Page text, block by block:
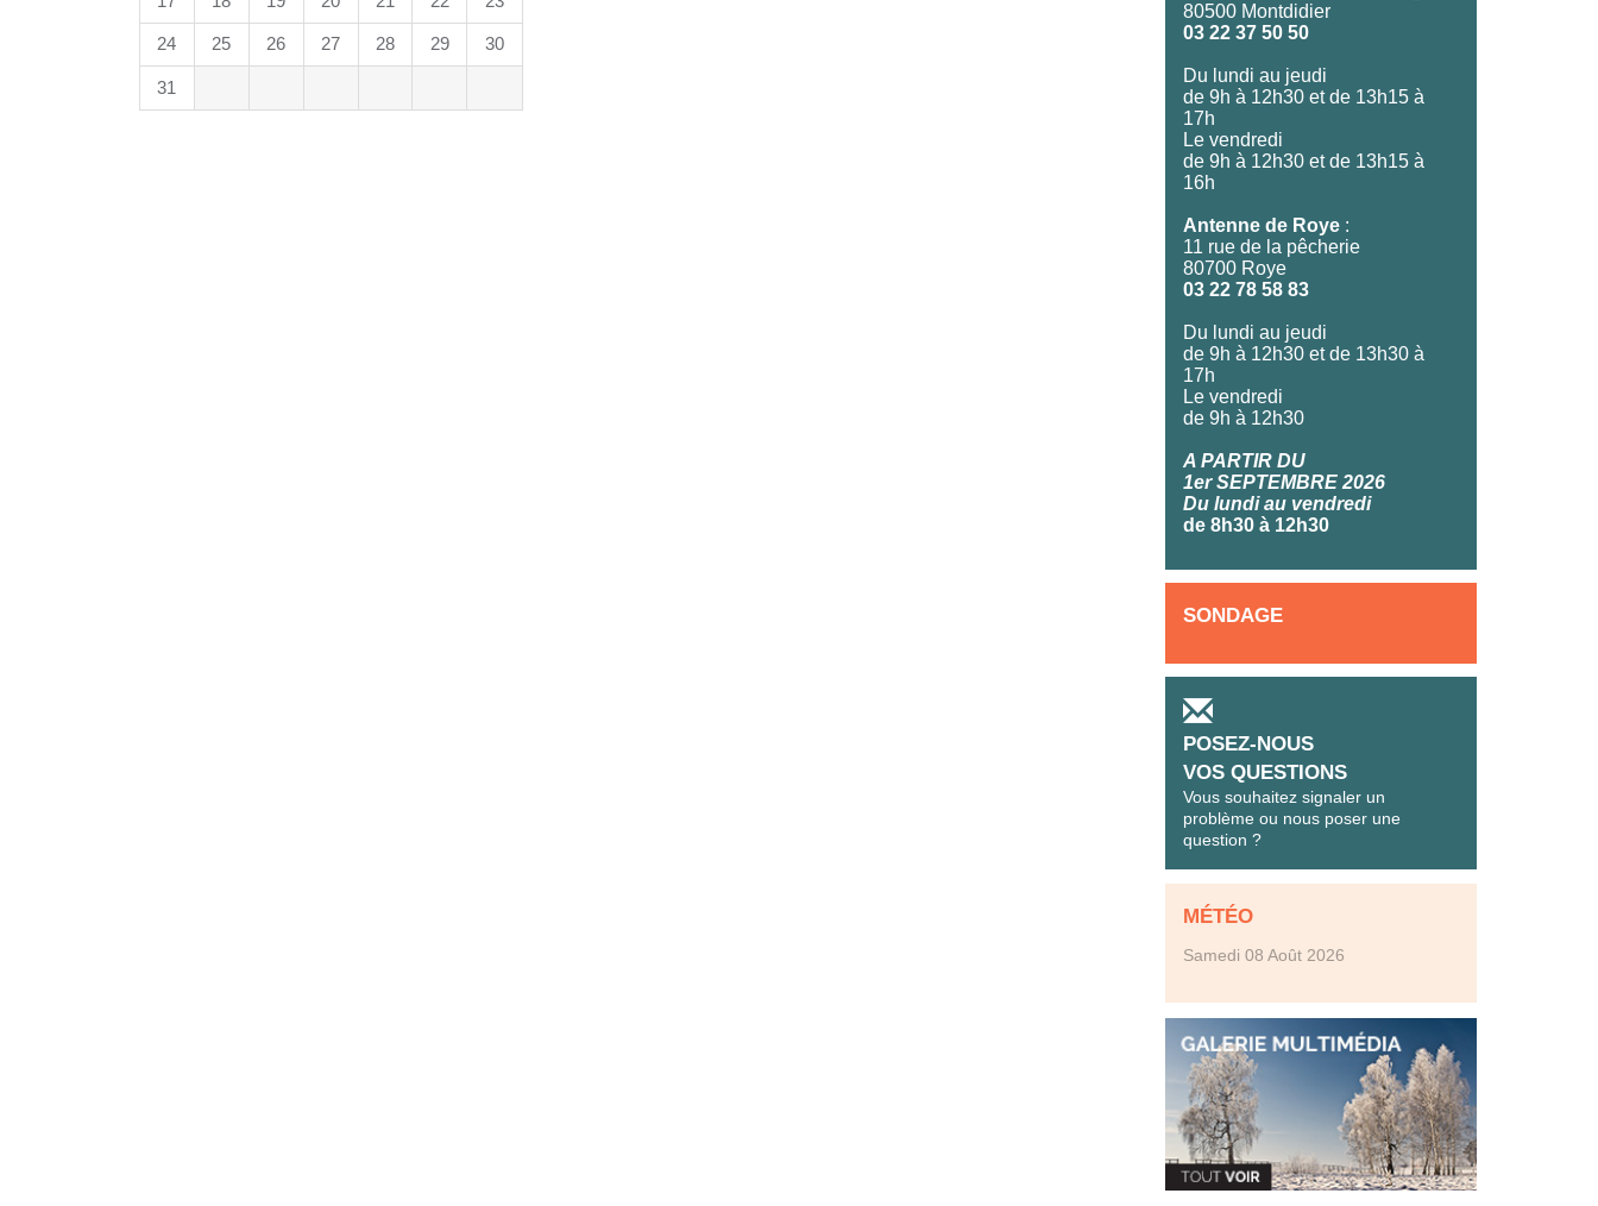
24 25 26 27 28 29 30
31
80500 Montdidier
03 22 37 50 50
Du lundi au jeudi
de 9h à 12h30 et de 13h15 à
17h
Le vendredi
de 9h à 12h30 et de 13h15 à
16h
Antenne de Roye :
11 rue de la pêcherie
80700 Roye
03 22 78 58 83
Du lundi au jeudi
de 9h à 12h30 et de 13h30 à
17h
Le vendredi
de 9h à 12h30
A PARTIR DU
1er SEPTEMBRE 2026
Du lundi au vendredi
de 8h30 à 12h30
SONDAGE
POSEZ-NOUS
VOS QUESTIONS
Vous souhaitez signaler un
problème ou nous poser une
question ?
MÉTÉO
Samedi 08 Août 2026